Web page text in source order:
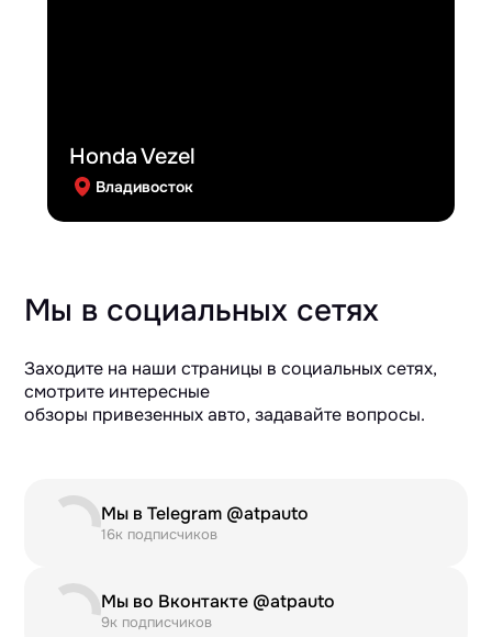
Honda Vezel
Владивосток
Мы в социальных сетях
Заходите на наши страницы в социальных сетях,
смотрите интересные
обзоры привезенных авто, задавайте вопросы.
Мы в Telegram @atpauto
16к подписчиков
Мы во Вконтакте @atpauto
9к подписчиков